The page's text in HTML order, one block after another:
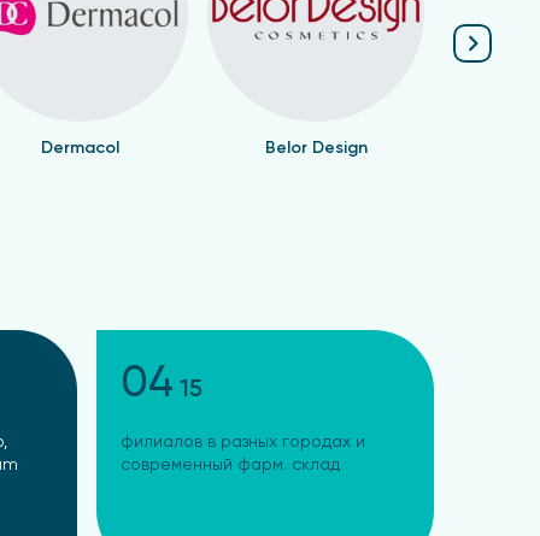
Dermacol Belor Design
04 15
филиалов в разных городах и
современный фарм. склад